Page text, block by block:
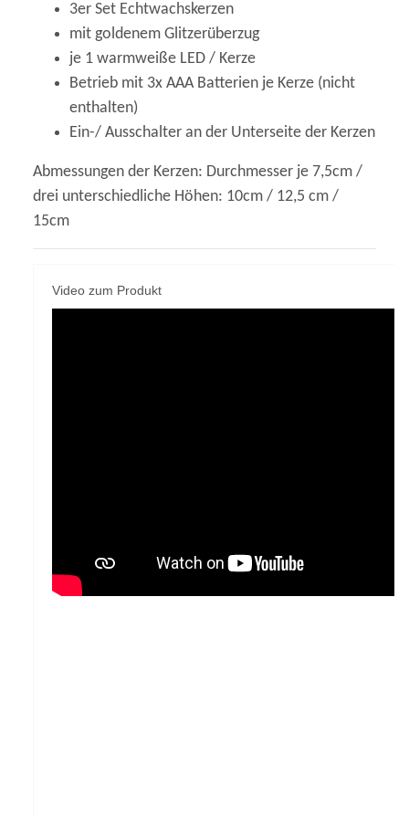
3er Set Echtwachskerzen
mit goldenem Glitzerüberzug
je 1 warmweiße LED / Kerze
Betrieb mit 3x AAA Batterien je Kerze (nicht
enthalten)
Ein-/ Ausschalter an der Unterseite der Kerzen
Abmessungen der Kerzen: Durchmesser je 7,5cm /
drei unterschiedliche Höhen: 10cm / 12,5 cm /
15cm
Video zum Produkt